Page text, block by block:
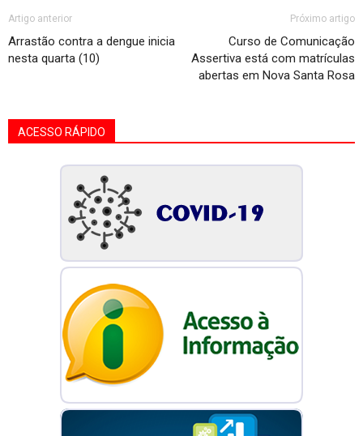
Artigo anterior
Arrastão contra a dengue inicia
nesta quarta (10)
Próximo artigo
Curso de Comunicação
Assertiva está com matrículas
abertas em Nova Santa Rosa
ACESSO RÁPIDO